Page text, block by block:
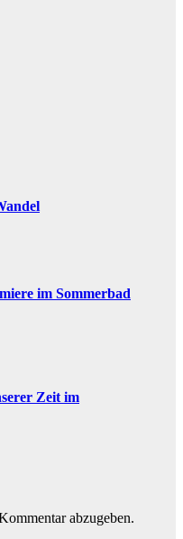
im Sommerbad
Zeit im
abzugeben.